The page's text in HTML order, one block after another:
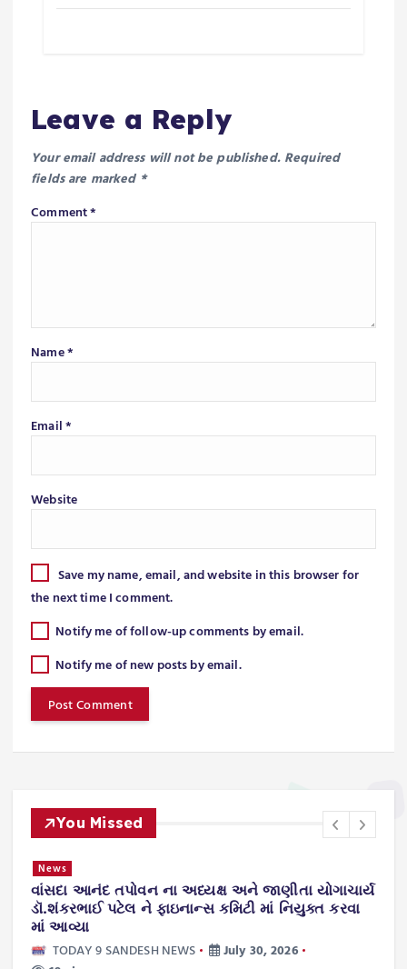
Leave a Reply
Your email address will not be published. Required
fields are marked *
Comment*
Name*
Email*
Website
Save my name, email, and website in this browser for
the next time I comment.
Notify me of follow-up comments by email.
Notify me of new posts by email.
You Missed
News
વાંસદા આનંદ તપોવન ના અધ્યક્ષ અને જાણીતા યોગાચાર્ય
ડૉ.શંકરભાઈ પટેલ ને ફાઇનાન્સ કમિટી માં નિયુક્ત કરવા
માં આવ્યા
TODAY 9 SANDESH NEWS
July 30, 2026